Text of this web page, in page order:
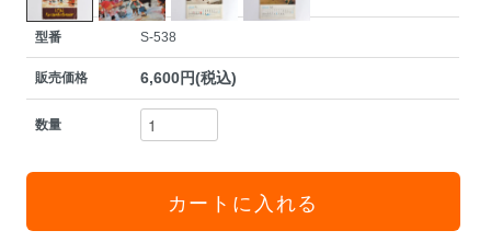
型番 S-538
販売価格 6,600円(税込)
数量